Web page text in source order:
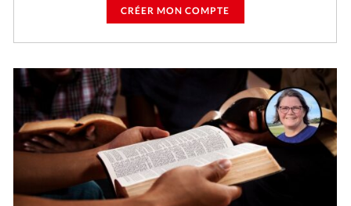
CRÉER MON COMPTE